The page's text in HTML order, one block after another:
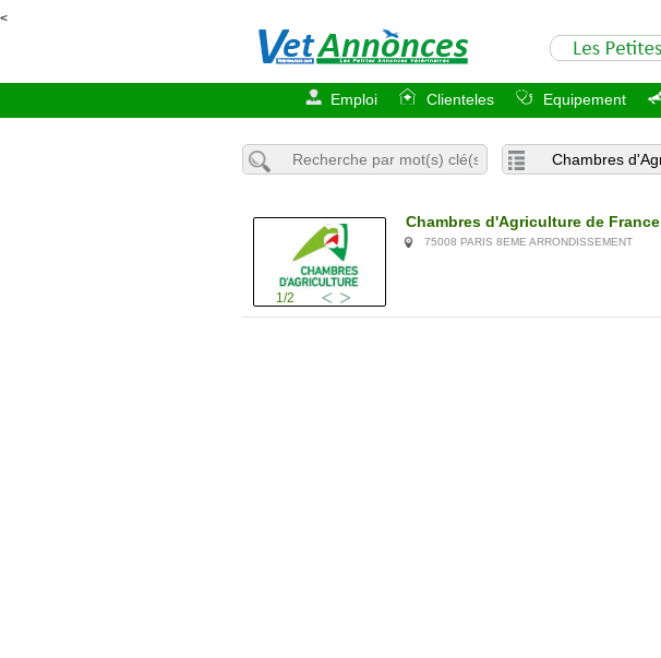
<
Emploi Clienteles Equipement
1/2
Chambres d'Agriculture de France
75008 PARIS 8EME ARRONDISSEMENT